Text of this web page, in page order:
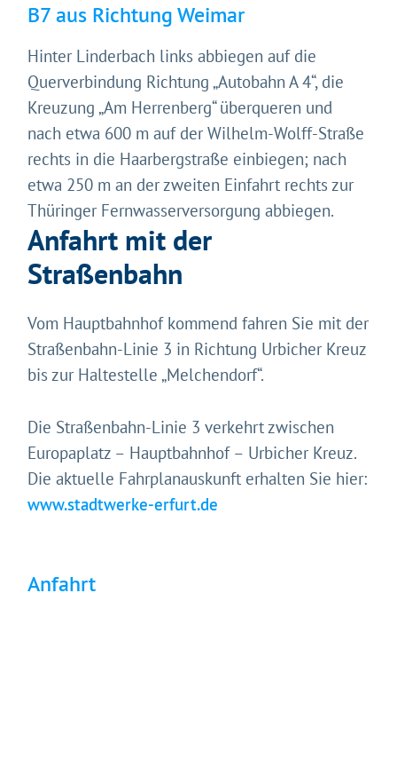
B7 aus Richtung Weimar
Hinter Linderbach links abbiegen auf die
Querverbindung Richtung „Autobahn A 4“, die
Kreuzung „Am Herrenberg“ überqueren und
nach etwa 600 m auf der Wilhelm-Wolff-Straße
rechts in die Haarbergstraße einbiegen; nach
etwa 250 m an der zweiten Einfahrt rechts zur
Thüringer Fernwasserversorgung abbiegen.
Anfahrt mit der
Straßenbahn
Vom Hauptbahnhof kommend fahren Sie mit der
Straßenbahn-Linie 3 in Richtung Urbicher Kreuz
bis zur Haltestelle „Melchendorf“.
Die Straßenbahn-Linie 3 verkehrt zwischen
Europaplatz – Hauptbahnhof – Urbicher Kreuz.
Die aktuelle Fahrplanauskunft erhalten Sie hier:
www.stadtwerke-erfurt.de
Anfahrt
Gleich geht's los!
Mit Ihrer Zustimmung möchten wir moderne Web-
Technologien auf unserer Website nutzen. Einige sind
Website und Ihr Erlebnis zu verbessern.
Impressum&Datenschutz